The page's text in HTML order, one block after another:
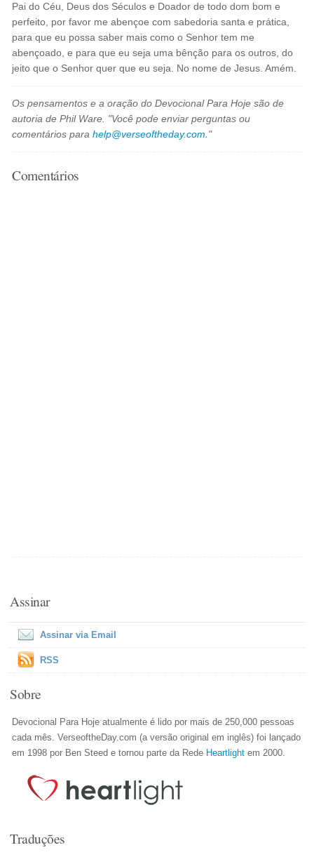
Pai do Céu, Deus dos Séculos e Doador de todo dom bom e
perfeito, por favor me abençoe com sabedoria santa e prática,
para que eu possa saber mais como o Senhor tem me
abençoado, e para que eu seja uma bênção para os outros, do
jeito que o Senhor quer que eu seja. No nome de Jesus. Amém.
Os pensamentos e a oração do Devocional Para Hoje são de
autoria de Phil Ware. "Você pode enviar perguntas ou
comentários parahelp@verseoftheday.com ."
Comentários
Assinar
Assinar via Email
RSS
Sobre
Devocional Para Hoje atualmente é lido por mais de 250,000 pessoas
cada mês. VerseoftheDay.com (a versão original em inglês) foi lançado
em 1998 por Ben Steed e tornou parte da Rede Heartlight em 2000.
Traduções